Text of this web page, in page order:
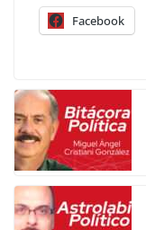
Facebook